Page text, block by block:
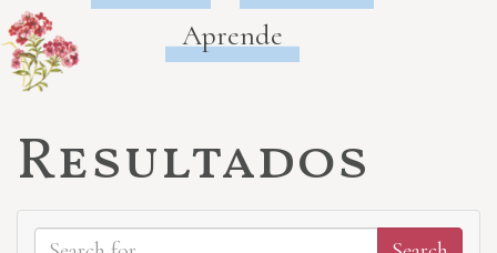
Aprende
Resultados